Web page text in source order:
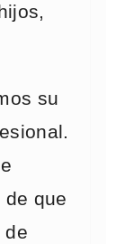
su
que
de